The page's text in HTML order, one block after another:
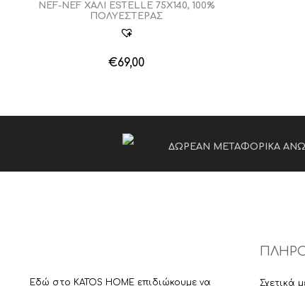
NEF-NEF ΧΑΛΙ ESTELLE 75Χ140, 100%
ΠΟΛΥΕΣΤΕΡΑΣ
€69,00
έχει
παραλλαγές.
επιλογές
ΔΩΡΕΑΝ ΜΕΤΑΦΟΡΙΚΑ
Εδώ στο KATOS HOME επιδιώκουμε να
Σχετικά